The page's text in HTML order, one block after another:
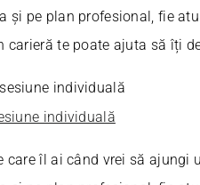
și pe plan profesional, fie
carieră te poate ajuta să îți
individuală
care îl ai când vrei să ajungi